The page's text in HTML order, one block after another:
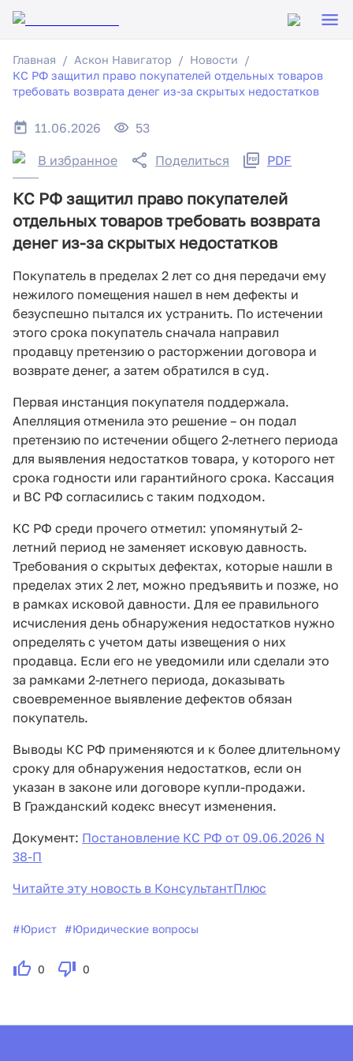
Главная Аскон Навигатор
Новости
КС РФ защитил право покупателей отдельных товаров
требовать возврата денег из-за скрытых недостатков
11.06.2026 53
В избранное Поделиться PDF
КС РФ защитил право покупателей
отдельных товаров требовать возврата
денег из-за скрытых недостатков
Покупатель в пределах 2 лет со дня передачи ему
нежилого помещения нашел в нем дефекты и
безуспешно пытался их устранить. По истечении
этого срока покупатель сначала направил
продавцу претензию о расторжении договора и
возврате денег, а затем обратился в суд.
Первая инстанция покупателя поддержала.
Апелляция отменила это решение – он подал
претензию по истечении общего 2-летнего периода
для выявления недостатков товара, у которого нет
срока годности или гарантийного срока. Кассация
и ВС РФ согласились с таким подходом.
КС РФ среди прочего отметил: упомянутый 2-
летний период не заменяет исковую давность.
Требования о скрытых дефектах, которые нашли в
пределах этих 2 лет, можно предъявить и позже, но
в рамках исковой давности. Для ее правильного
исчисления день обнаружения недостатков нужно
определять с учетом даты извещения о них
продавца. Если его не уведомили или сделали это
за рамками 2-летнего периода, доказывать
своевременное выявление дефектов обязан
покупатель.
Выводы КС РФ применяются и к более длительному
сроку для обнаружения недостатков, если он
указан в законе или договоре купли-продажи.
В Гражданский кодекс внесут изменения.
Документ: Постановление КС РФ от 09.06.2026 N
38-П
Читайте эту новость в КонсультантПлюс
#Юрист #Юридические вопросы
0 0